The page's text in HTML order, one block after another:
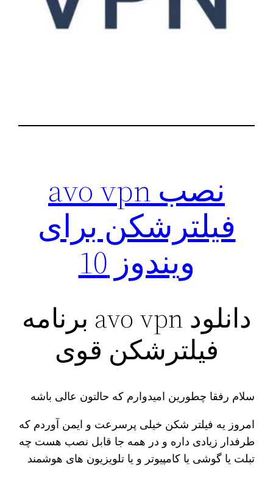
نصب avo vpn
فیلترشکن برای
ویندوز 10
دانلود avo vpn برنامه
فیلترشکن قوی
سلام رفقا چطورین امیدوارم که حالتون عالی باشه
امروز یه فیلتر شکن خیلی پرسرعت و ایمن آوردم که
طرفدار زیادی داره و در همه جا قابل نصب هست چه
تبلت یا گوشی یا کامپیوتر و یا تلویزیون های هوشمند